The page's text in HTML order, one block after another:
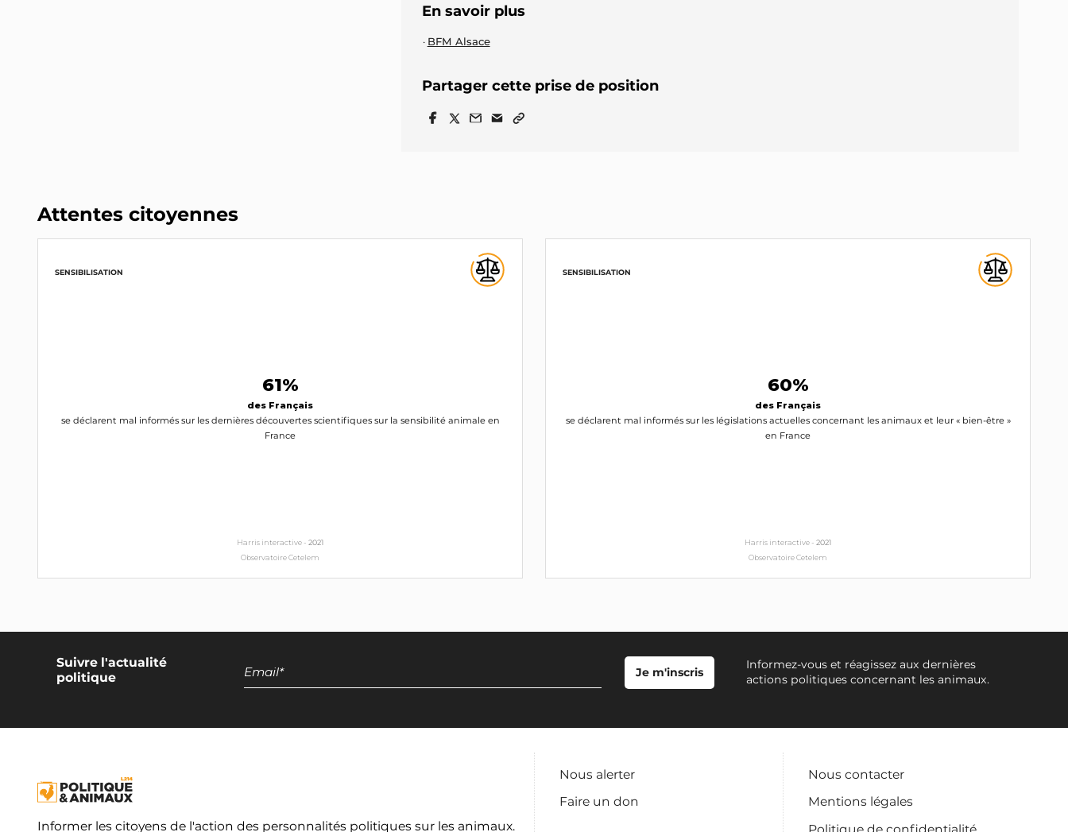
En savoir plus
BFM Alsace
Partager cette prise de position
Attentes citoyennes
SENSIBILISATION
61%
des Français
se déclarent mal informés sur les dernières découvertes scientifiques sur la sensibilité animale en
France
Harris interactive - 2021
Observatoire Cetelem
SENSIBILISATION
60%
des Français
se déclarent mal informés sur les législations actuelles concernant les animaux et leur « bien-être »
en France
Harris interactive - 2021
Observatoire Cetelem
Suivre l'actualité
politique
Informez-vous et réagissez aux dernières
actions politiques concernant les animaux.
Informer les citoyens de l'action des personnalités politiques sur les animaux.
Nous alerter
Faire un don
Nous contacter
Mentions légales